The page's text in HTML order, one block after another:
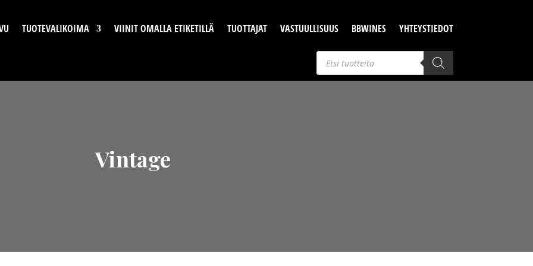
TUOTEVALIKOIMA VIINIT OMALLA ETIKETILLÄ TUOTTAJAT VASTUULLISUUS BBWINES YHTEYSTIEDOT
Products
search
Vintage